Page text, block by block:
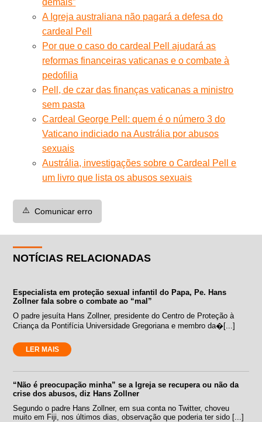
A Igreja australiana não pagará a defesa do
cardeal Pell
Por que o caso do cardeal Pell ajudará as
reformas financeiras vaticanas e o combate à
pedofilia
Pell, de czar das finanças vaticanas a ministro
sem pasta
Cardeal George Pell: quem é o número 3 do
Vaticano indiciado na Austrália por abusos
sexuais
Austrália, investigações sobre o Cardeal Pell e
um livro que lista os abusos sexuais
⚠️ Comunicar erro
NOTÍCIAS RELACIONADAS
Especialista em proteção sexual infantil do Papa, Pe. Hans
Zollner fala sobre o combate ao “mal”
O padre jesuíta Hans Zollner, presidente do Centro de Proteção à
Criança da Pontifícia Universidade Gregoriana e membro da�[...]
LER MAIS
“Não é preocupação minha” se a Igreja se recupera ou não da
crise dos abusos, diz Hans Zollner
Segundo o padre Hans Zollner, em sua conta no Twitter, choveu
muito em Fiji, nos últimos dias, observação que poderia ter sido [...]